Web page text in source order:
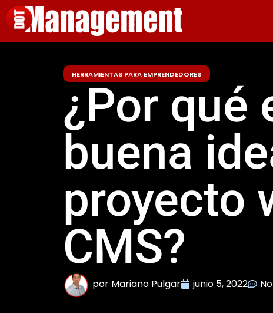
HERRAMIENTAS PARA EMPRENDEDORES
¿Por qué
buena
proyecto
CMS?
por Mariano Pulgar junio 5, 2022